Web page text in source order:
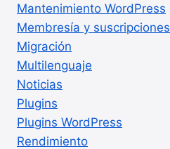
Mantenimiento WordPress
Membresía y suscripciones
Migración
Multilenguaje
Noticias
Plugins
Plugins WordPress
Rendimiento